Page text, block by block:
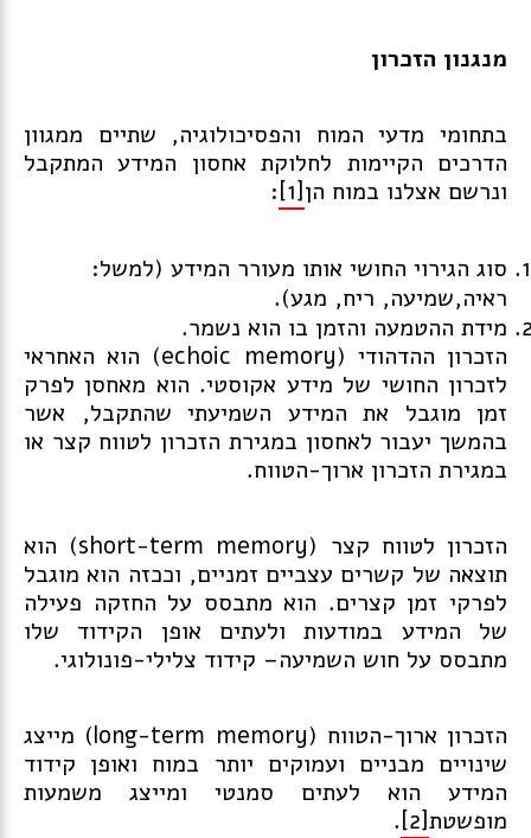
מנגנון הזכרון
בתחומי מדעי המוח והפסיכולוגיה, שתיים ממגוון
הדרכים הקיימות לחלוקת אחסון המידע המתקבל
ונרשם אצלנו במוח הן[1]
:
סוג הגירוי החושי אותו מעורר המידע (למשל:
ראיה,שמיעה, ריח, מגע).
מידת ההטמעה והזמן בו הוא נשמר.
הזכרון ההדהודי (echoic memory) הוא האחראי
לזכרון החושי של מידע אקוסטי. הוא מאחסן לפרק
זמן מוגבל את המידע השמיעתי שהתקבל, אשר
בהמשך יעבור לאחסון במגירת הזכרון לטווח קצר או
במגירת הזכרון ארוך-הטווח.
הזכרון לטווח קצר (short-term memory) הוא
תוצאה של קשרים עצביים זמניים, וככזה הוא מוגבל
לפרקי זמן קצרים. הוא מתבסס על החזקה פעילה
של המידע במודעות ולעתים אופן הקידוד שלו
מתבסס על חוש השמיעה– קידוד צלילי-פונולוגי.
הזכרון ארוך-הטווח (long-term memory) מייצג
שינויים מבניים ועמוקים יותר במוח ואופן קידוד
המידע הוא לעתים סמנטי ומייצג משמעות
מופשטת[2]
.